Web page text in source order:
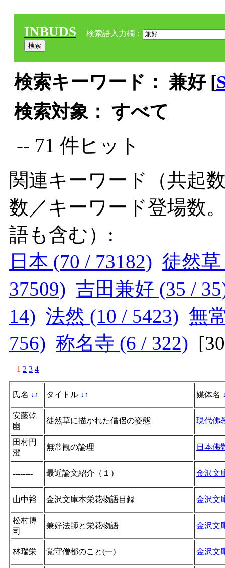
INBUDS 検索語入力欄：
検索キーワード： 兼好 [
検索対象： すべて
-- 71 件ヒット
関連キーワード（共起
数／キーワード登場数
語も含む）:
日本 (70 / 73182) 徒然草
37509) 吉田兼好 (35 /
14) 法然 (10 / 5423) 無
756) 称名寺 (6 / 322) [
1 2 3 4
氏名 ↓ ↑ タイトル ↓ ↑ 媒体名
安藤乾
幽
徒然草に描かれた僧侶の姿態 現代佛
田村円
澄
無常観の論理 日本佛
-------- 最近論文紹介（１） 金沢文
山中裕 金沢文庫本栄花物語目録 金沢文
松村博
司
兼好法師と栄花物語 金沢文
林瑞栄 覚守僧都のこと(一) 金沢文